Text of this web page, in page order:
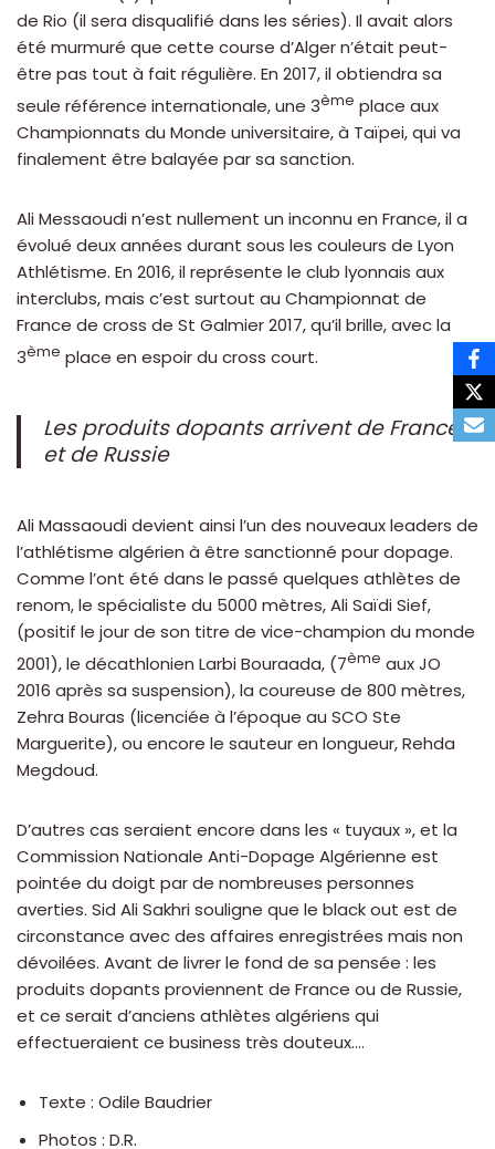
de Rio (il sera disqualifié dans les séries). Il avait alors
été murmuré que cette course d’Alger n’était peut-
être pas tout à fait régulière. En 2017, il obtiendra sa
seule référence internationale, une 3ème place aux
Championnats du Monde universitaire, à Taïpei, qui va
finalement être balayée par sa sanction.
Ali Messaoudi n’est nullement un inconnu en France, il a
évolué deux années durant sous les couleurs de Lyon
Athlétisme. En 2016, il représente le club lyonnais aux
interclubs, mais c’est surtout au Championnat de
France de cross de St Galmier 2017, qu’il brille, avec la
3ème place en espoir du cross court.
Les produits dopants arrivent de France
et de Russie
Ali Massaoudi devient ainsi l’un des nouveaux leaders de
l’athlétisme algérien à être sanctionné pour dopage.
Comme l’ont été dans le passé quelques athlètes de
renom, le spécialiste du 5000 mètres, Ali Saïdi Sief,
(positif le jour de son titre de vice-champion du monde
2001), le décathlonien Larbi Bouraada, (7ème aux JO
2016 après sa suspension), la coureuse de 800 mètres,
Zehra Bouras (licenciée à l’époque au SCO Ste
Marguerite), ou encore le sauteur en longueur, Rehda
Megdoud.
D’autres cas seraient encore dans les « tuyaux », et la
Commission Nationale Anti-Dopage Algérienne est
pointée du doigt par de nombreuses personnes
averties. Sid Ali Sakhri souligne que le black out est de
circonstance avec des affaires enregistrées mais non
dévoilées. Avant de livrer le fond de sa pensée : les
produits dopants proviennent de France ou de Russie,
et ce serait d’anciens athlètes algériens qui
effectueraient ce business très douteux….
Texte : Odile Baudrier
Photos : D.R.